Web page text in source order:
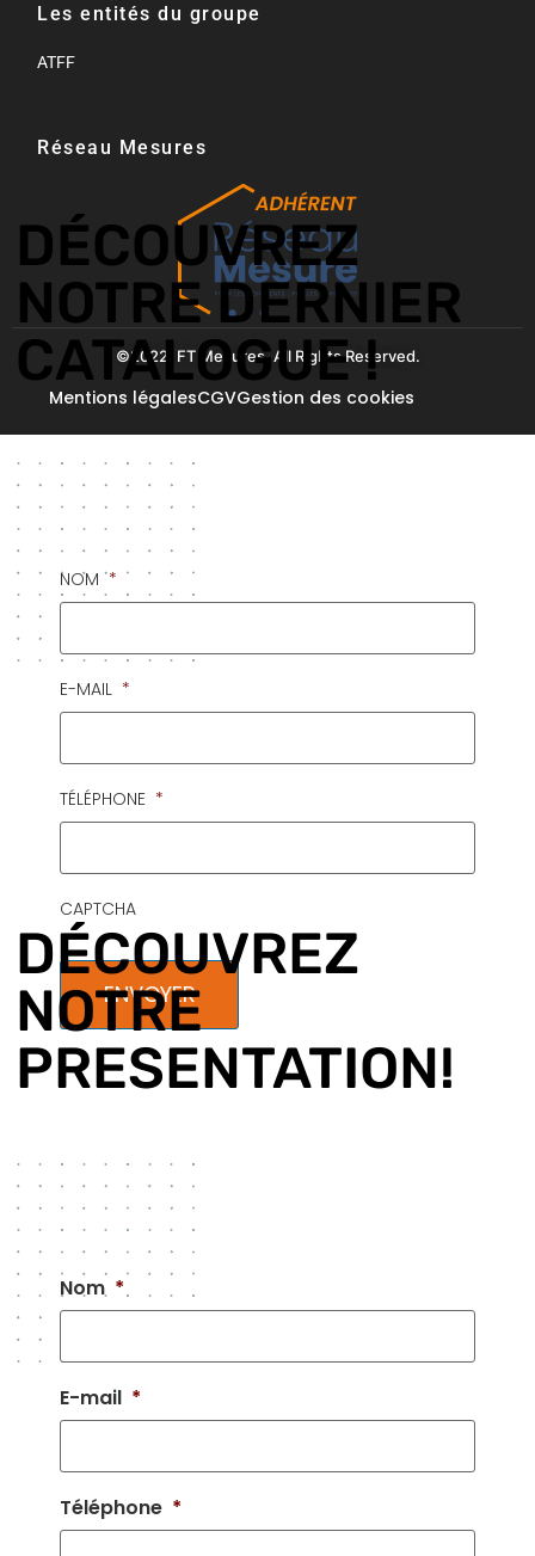
Les entités du groupe
ATFF
Réseau Mesures​
©2022. FT Mesures. All Rights Reserved.
Mentions légalesCGVGestion des cookies
DÉCOUVREZ
NOTRE DERNIER
CATALOGUE !
NOM *
E-MAIL *
TÉLÉPHONE *
CAPTCHA
DÉCOUVREZ
NOTRE
PRESENTATION!
Nom *
E-mail *
Téléphone *